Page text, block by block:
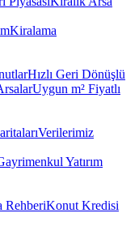
Kiralama
Hızlı Geri Dönüşlü
Uygun m² Fiyatlı
Verilerimiz
Yatırım
RehberiKonut Kredisi